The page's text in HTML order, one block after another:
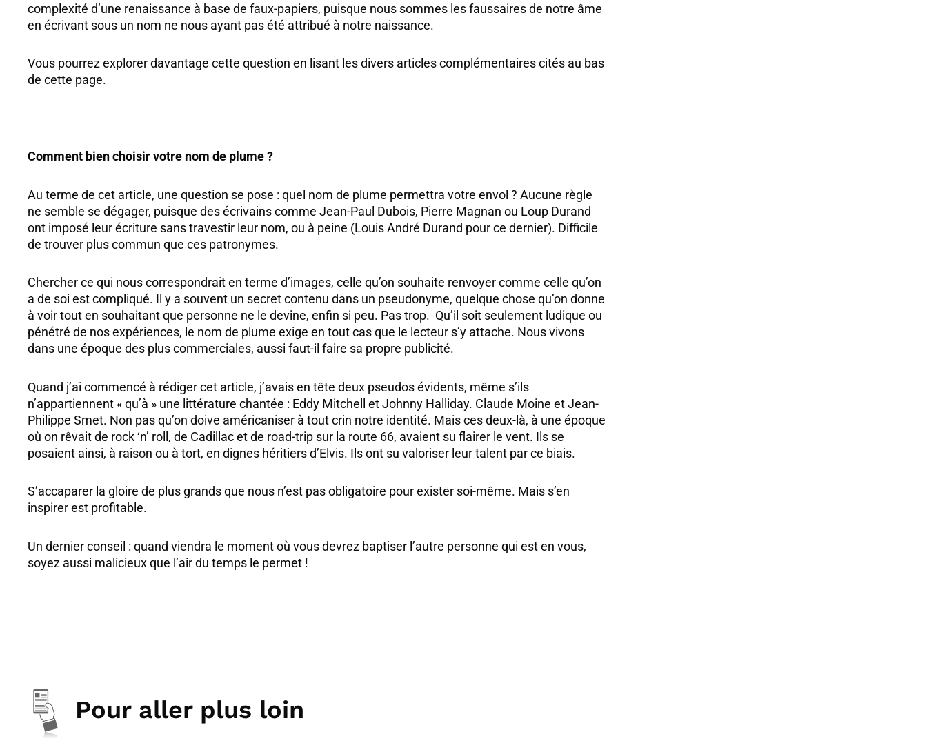
complexité d’une renaissance à base de faux-papiers, puisque nous sommes les faussaires de notre âme
en écrivant sous un nom ne nous ayant pas été attribué à notre naissance.
Vous pourrez explorer davantage cette question en lisant les divers articles complémentaires cités au bas
de cette page.
Comment bien choisir votre nom de plume ?
Au terme de cet article, une question se pose : quel nom de plume permettra votre envol ? Aucune règle
ne semble se dégager, puisque des écrivains comme Jean-Paul Dubois, Pierre Magnan ou Loup Durand
ont imposé leur écriture sans travestir leur nom, ou à peine (Louis André Durand pour ce dernier). Difficile
de trouver plus commun que ces patronymes.
Chercher ce qui nous correspondrait en terme d’images, celle qu’on souhaite renvoyer comme celle qu’on
a de soi est compliqué. Il y a souvent un secret contenu dans un pseudonyme, quelque chose qu’on donne
à voir tout en souhaitant que personne ne le devine, enfin si peu. Pas trop. Qu’il soit seulement ludique ou
pénétré de nos expériences, le nom de plume exige en tout cas que le lecteur s’y attache. Nous vivons
dans une époque des plus commerciales, aussi faut-il faire sa propre publicité.
Quand j’ai commencé à rédiger cet article, j’avais en tête deux pseudos évidents, même s’ils
n’appartiennent « qu’à » une littérature chantée : Eddy Mitchell et Johnny Halliday. Claude Moine et Jean-
Philippe Smet. Non pas qu’on doive américaniser à tout crin notre identité. Mais ces deux-là, à une époque
où on rêvait de rock ‘n’ roll, de Cadillac et de road-trip sur la route 66, avaient su flairer le vent. Ils se
posaient ainsi, à raison ou à tort, en dignes héritiers d’Elvis. Ils ont su valoriser leur talent par ce biais.
S’accaparer la gloire de plus grands que nous n’est pas obligatoire pour exister soi-même. Mais s’en
inspirer est profitable.
Un dernier conseil : quand viendra le moment où vous devrez baptiser l’autre personne qui est en vous,
soyez aussi malicieux que l’air du temps le permet !
Pour aller plus loin